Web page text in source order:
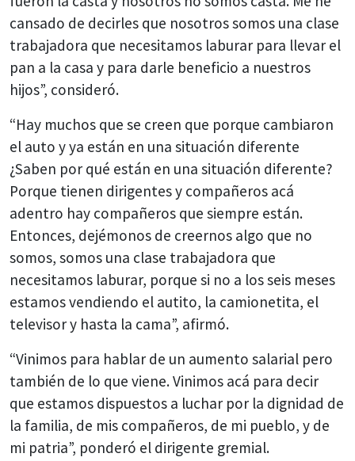
cansado de decirles que nosotros somos una clase
trabajadora que necesitamos laburar para llevar el
pan a la casa y para darle beneficio a nuestros
hijos”, consideró.
“Hay muchos que se creen que porque cambiaron
el auto y ya están en una situación diferente
¿Saben por qué están en una situación diferente?
Porque tienen dirigentes y compañeros acá
adentro hay compañeros que siempre están.
Entonces, dejémonos de creernos algo que no
somos, somos una clase trabajadora que
necesitamos laburar, porque si no a los seis meses
estamos vendiendo el autito, la camionetita, el
televisor y hasta la cama”, afirmó.
“Vinimos para hablar de un aumento salarial pero
también de lo que viene. Vinimos acá para decir
que estamos dispuestos a luchar por la dignidad de
la familia, de mis compañeros, de mi pueblo, y de
mi patria”, ponderó el dirigente gremial.